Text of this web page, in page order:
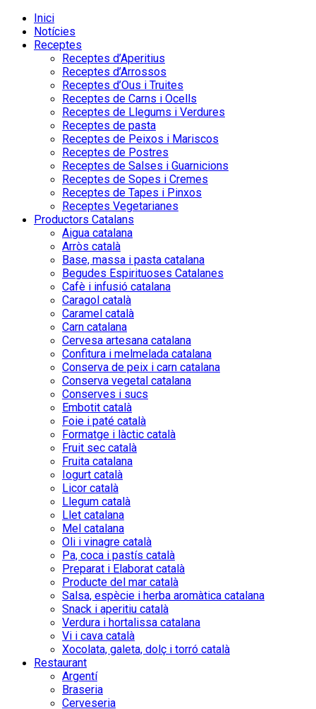
Inici
Notícies
Receptes
Receptes d’Aperitius
Receptes d’Arrossos
Receptes d’Ous i Truites
Receptes de Carns i Ocells
Receptes de Llegums i Verdures
Receptes de pasta
Receptes de Peixos i Mariscos
Receptes de Postres
Receptes de Salses i Guarnicions
Receptes de Sopes i Cremes
Receptes de Tapes i Pinxos
Receptes Vegetarianes
Productors Catalans
Aigua catalana
Arròs català
Base, massa i pasta catalana
Begudes Espirituoses Catalanes
Cafè i infusió catalana
Caragol català
Caramel català
Carn catalana
Cervesa artesana catalana
Confitura i melmelada catalana
Conserva de peix i carn catalana
Conserva vegetal catalana
Conserves i sucs
Embotit català
Foie i paté català
Formatge i làctic català
Fruit sec català
Fruita catalana
Iogurt català
Licor català
Llegum català
Llet catalana
Mel catalana
Oli i vinagre català
Pa, coca i pastís català
Preparat i Elaborat català
Producte del mar català
Salsa, espècie i herba aromàtica catalana
Snack i aperitiu català
Verdura i hortalissa catalana
Vi i cava català
Xocolata, galeta, dolç i torró català
Restaurant
Argentí
Braseria
Cerveseria